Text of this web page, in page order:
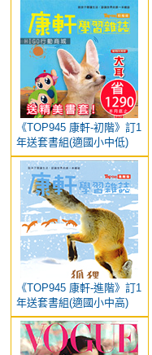
《TOP945 康軒-初階》訂1
年送套書組(適國小中低)
《TOP945 康軒-進階》訂1
年送套書組(適國小中高)